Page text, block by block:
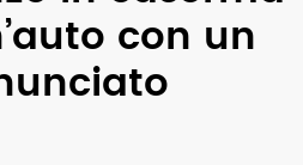
con un